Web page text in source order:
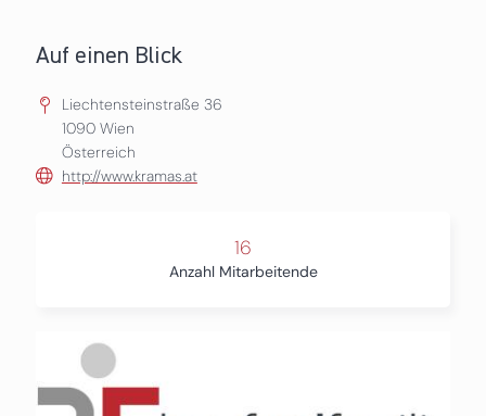
Auf einen Blick
Liechtensteinstraße 36
1090 Wien
Österreich
http://www.kramas.at
16
Anzahl Mitarbeitende